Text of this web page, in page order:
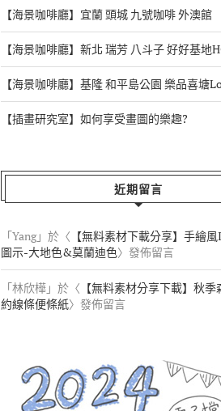
【海景咖啡廳】宜蘭 頭城 九號咖啡 外澳館
【海景咖啡廳】新北 瑞芳 八斗子 好好基地
【海景咖啡廳】基隆 和平島公園 樂品喜塘
【插畫研究室】如何享受畫圖的樂趣?
近期留言
「Yang」於〈 【無料素材下載分享】手繪
圖示-大地色&莫蘭迪色〉發佈留言
「林欣樺 」於〈 【無料素材分享下載】秋
約線條便條紙〉發佈留言